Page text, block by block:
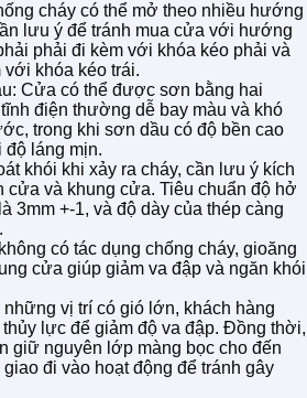
cháy có thể mở theo nhiều hướng
lưu ý để tránh mua cửa với hướng
phải đi kèm với khóa kéo phải và
khóa kéo trái.
Cửa có thể được sơn bằng hai
điện thường dễ bay màu và khó
trong khi sơn dầu có độ bền cao
độ láng mịn.
khói khi xảy ra cháy, cần lưu ý kích
và khung cửa. Tiêu chuẩn độ hở
3mm +-1, và độ dày của thép càng
có tác dụng chống cháy, gioăng
cửa giúp giảm va đập và ngăn khói
những vị trí có gió lớn, khách hàng
lực để giảm độ va đập. Đồng thời,
giữ nguyên lớp màng bọc cho đến
đi vào hoạt động để tránh gây